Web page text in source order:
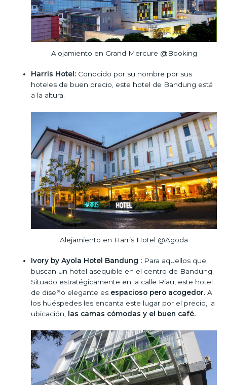
Alojamiento en Grand Mercure @Booking
Harris Hotel: Conocido por su nombre por sus
hoteles de buen precio, este hotel de Bandung está
a la altura.
Alejamiento en Harris Hotel @Agoda
Ivory by Ayola Hotel Bandung : Para aquellos que
buscan un hotel asequible en el centro de Bandung.
Situado estratégicamente en la calle Riau, este hotel
de diseño elegante es espacioso pero acogedor. A
los huéspedes les encanta este lugar por el precio, la
ubicación, las camas cómodas y el buen café.